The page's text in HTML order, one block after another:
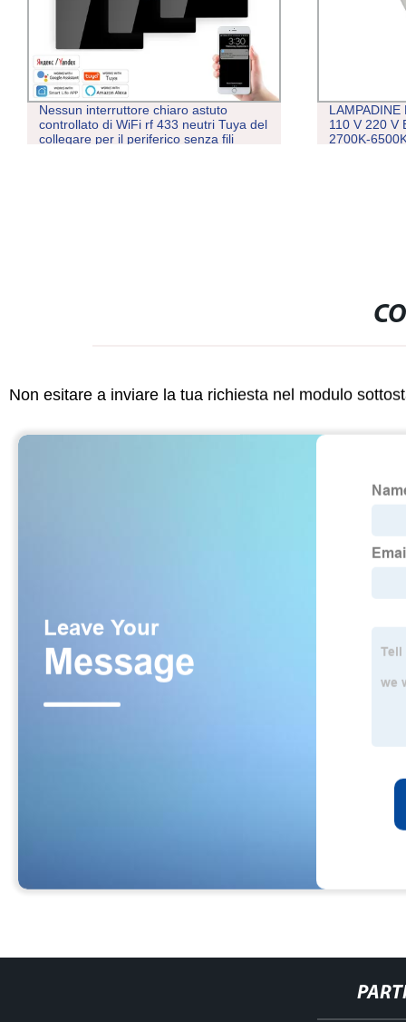
Nessun interruttore chiaro astuto
controllato di WiFi rf 433 neutri Tuya del
collegare per il periferico senza fili
LAMPADINE
110 V 220 V
2700K-
Non esitare a inviare la tua richiesta nel modulo